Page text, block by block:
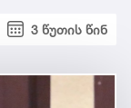
3 წუთის წინ